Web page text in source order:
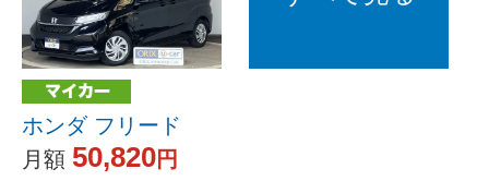
ホンダ フリード
月額 50,820円